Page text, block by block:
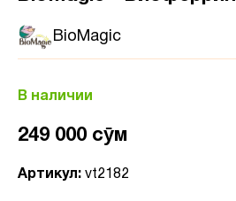
BioMagic
В наличии
249 000 сӯм
Артикул: vt2182